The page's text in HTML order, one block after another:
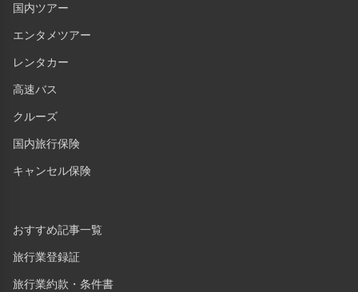
国内ツアー
エンタメツアー
レンタカー
高速バス
クルーズ
国内旅行保険
キャンセル保険
おすすめ記事一覧
旅行業登録証
旅行業約款・条件書